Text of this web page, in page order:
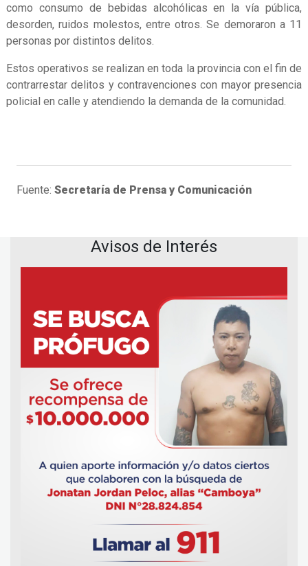
como consumo de bebidas alcohólicas en la vía pública,
desorden, ruidos molestos, entre otros. Se demoraron a 11
personas por distintos delitos.
Estos operativos se realizan en toda la provincia con el fin de
contrarrestar delitos y contravenciones con mayor presencia
policial en calle y atendiendo la demanda de la comunidad.
Fuente: Secretaría de Prensa y Comunicación
Avisos de Interés